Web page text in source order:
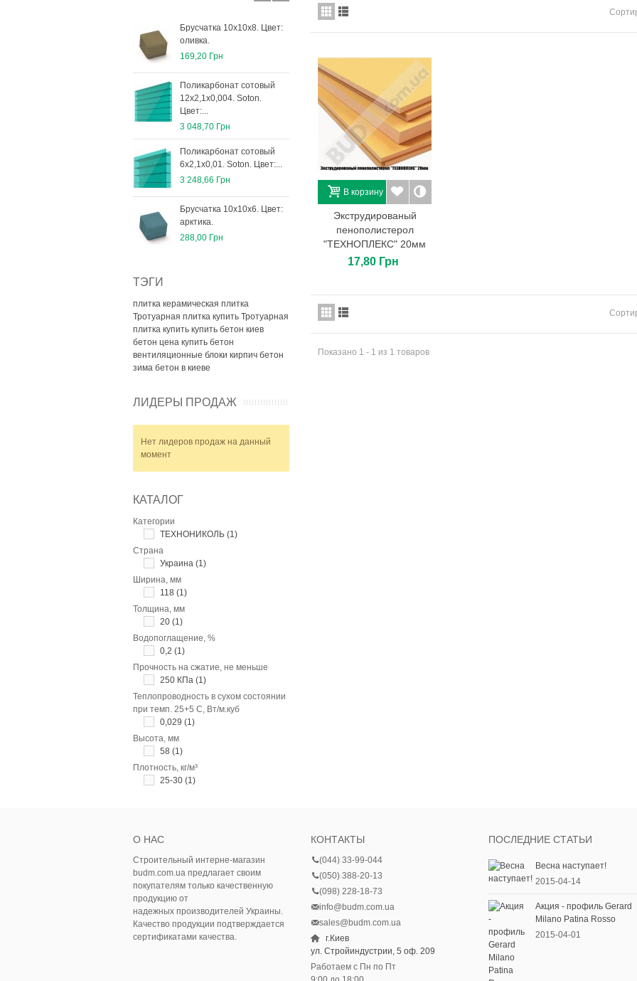
Брусчатка 10х10х8. Цвет:
оливка.
169,20 Грн
Поликарбонат сотовый
12х2,1х0,004. Soton.
Цвет:...
3 048,70 Грн
Поликарбонат сотовый
6х2,1х0,01. Soton. Цвет:...
3 248,66 Грн
Брусчатка 10х10х6. Цвет:
арктика.
288,00 Грн
Тротуарная плитка
"Фалка" 24Х13Х8. Цвет:
колорадо.
212,40 Грн
СТ 15 краска грунтующая
Ceresit silicon, 10л
724,85 Грн
100х42,5х15. Цвет: серый.
ТЭГИ
плитка керамическая плитка
Тротуарная плитка купить Тротуарная
плитка купить купить бетон киев
бетон цена купить бетон
вентиляционные блоки кирпич бетон
зима бетон в киеве
ЛИДЕРЫ ПРОДАЖ
Нет лидеров продаж на данный
момент
КАТАЛОГ
Категории
ТЕХНОНИКОЛЬ (1)
Страна
Украина (1)
Ширина, мм
118 (1)
Толщина, мм
20 (1)
Водопоглащение, %
0,2 (1)
Прочность на сжатие, не меньше
250 КПа (1)
Теплопроводность в сухом состоянии
при темп. 25+5 С, Вт/м.куб
0,029 (1)
Высота, мм
58 (1)
Плотность, кг/м³
25-30 (1)
В корзину
Экструдированый
пенополистерол
"ТЕХНОПЛЕКС" 20мм
17,80 Грн
Показано 1 - 1 из 1 товаров
О НАС
Строительный интерне-магазин
budm.com.ua предлагает своим
покупателям только качественную
продукцию от
надежных производителей Украины.
Качество продукции подтверждается
сертификатами качества.
КОНТАКТЫ
(044) 33-99-044
(050) 388-20-13
(098) 228-18-73
info@budm.com.ua
sales@budm.com.ua
г.Киев
ул. Стройиндустрии, 5 оф. 209
Работаем с Пн по Пт
ПОСЛЕДНИЕ СТАТЬИ
Весна наступает!
2015-04-14
Акция - профиль Gerard
Milano Patina Rosso
2015-04-01